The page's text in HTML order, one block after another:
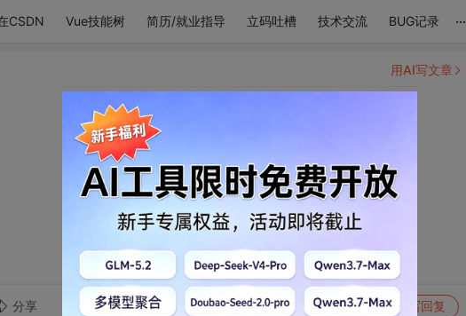
CSDN Vue技能树 简历/就业指导 立码吐槽 技术交流 BUG记录 ...
分享 转发到动态 举报 写回复
用AI写文章